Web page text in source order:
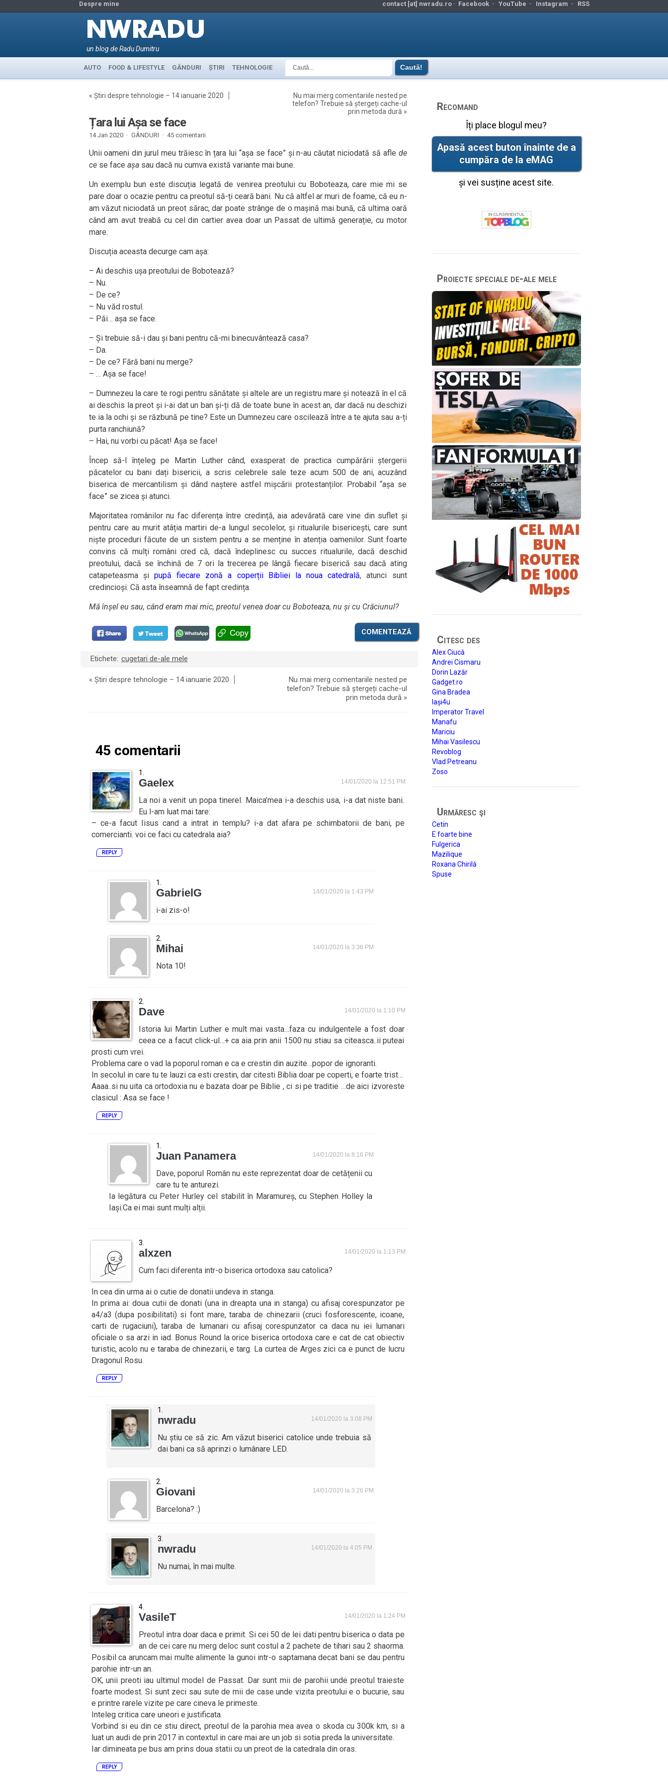
Despre mine contact [at] nwradu.ro · Facebook· YouTube · Instagram · RSS
un blog de Radu Dumitru
AUTO FOOD & LIFESTYLE GÂNDURI ȘTIRI TEHNOLOGIE
« Știri despre tehnologie – 14 ianuarie 2020
Nu mai merg comentariile nested pe
telefon? Trebuie să ștergeți cache-ul
prin metoda dură »
Țara lui Așa se face
14 Jan 2020 · GÂNDURI · 45 comentarii
Unii oameni din jurul meu trăiesc în țara lui “așa se face” și n-au căutat niciodată să afle de
cese face așasau dacă nu cumva există variante mai bune.
Un exemplu bun este discuția legată de venirea preotului cu Boboteaza, care mie mi se
pare doar o ocazie pentru ca preotul să-ți ceară bani. Nu că altfel ar muri de foame, că eu n-
am văzut niciodată un preot sărac, dar poate strânge de o mașină mai bună, că ultima oară
când am avut treabă cu cel din cartier avea doar un Passat de ultimă generație, cu motor
mare.
Discuția aceasta decurge cam așa:
– Ai deschis ușa preotului de Bobotează?
– Nu.
– De ce?
– Nu văd rostul.
– Păi… așa se face.
– Și trebuie să-i dau și bani pentru că-mi binecuvântează casa?
– Da.
– De ce? Fără bani nu merge?
– … Așa se face!
– Dumnezeu la care te rogi pentru sănătate și altele are un registru mare și notează în el că
ai deschis la preot și i-ai dat un ban și-ți dă de toate bune în acest an, dar dacă nu deschizi
te ia la ochi și se răzbună pe tine? Este un Dumnezeu care oscilează între a te ajuta sau a-ți
purta ranchiună?
– Hai, nu vorbi cu păcat! Așa se face!
Încep să-l înțeleg pe Martin Luther când, exasperat de practica cumpărării ștergerii
păcatelor cu bani dați bisericii, a scris celebrele sale teze acum 500 de ani, acuzând
biserica de mercantilism și dând naștere astfel mișcării protestanților. Probabil “așa se
face” se zicea și atunci.
Majoritatea românilor nu fac diferența între credință, aia adevărată care vine din suflet și
pentru care au murit atâția martiri de-a lungul secolelor, și ritualurile bisericești, care sunt
niște proceduri făcute de un sistem pentru a se menține în atenția oamenilor. Sunt foarte
convins că mulți români cred că, dacă îndeplinesc cu succes ritualurile, dacă deschid
preotului, dacă se închină de 7 ori la trecerea pe lângă fiecare biserică sau dacă ating
catapeteasma și pupă fiecare zonă a coperții Bibliei la noua catedrală, atunci sunt
credincioși. Că asta înseamnă de fapt credința.
Mă înșel eu sau, când eram mai mic, preotul venea doar cu Boboteaza, nu și cu Crăciunul?
COMENTEAZĂ
Etichete: cugetari de-ale mele
« Știri despre tehnologie – 14 ianuarie 2020
Nu mai merg comentariile nested pe
telefon? Trebuie să ștergeți cache-ul
prin metoda dură»
45 comentarii
Gaelex 14/01/2020 la 12:51 PM
La noi a venit un popa tinerel. Maica’mea i-a deschis usa, i-a dat niste bani.
Eu l-am luat mai tare:
– ce-a facut Iisus cand a intrat in templu? i-a dat afara pe schimbatorii de bani, pe
comercianti. voi ce faci cu catedrala aia?
REPLY
GabrielG 14/01/2020 la 1:43 PM
i-ai zis-o!
Mihai 14/01/2020 la 3:36 PM
Nota 10!
Dave 14/01/2020 la 1:10 PM
Istoria lui Martin Luther e mult mai vasta…faza cu indulgentele a fost doar
ceea ce a facut click-ul…+ ca aia prin anii 1500 nu stiau sa citeasca..ii puteai
prosti cum vrei.
Problema care o vad la poporul roman e ca e crestin din auzite…popor de ignoranti.
In secolul in care tu te lauzi ca esti crestin, dar citesti Biblia doar pe coperti, e foarte trist…
Aaaa..si nu uita ca ortodoxia nu e bazata doar pe Biblie , ci si pe traditie …de aici izvoreste
clasicul : Asa se face !
REPLY
Juan Panamera 14/01/2020 la 8:16 PM
Dave, poporul Român nu este reprezentat doar de cetățenii cu
care tu te anturezi.
Ia legătura cu Peter Hurley cel stabilit în Maramureș, cu Stephen Holley la
Iași.Ca ei mai sunt mulți alții.
alxzen 14/01/2020 la 1:13 PM
Cum faci diferenta intr-o biserica ortodoxa sau catolica?
In cea din urma ai o cutie de donatii undeva in stanga.
In prima ai: doua cutii de donati (una in dreapta una in stanga) cu afisaj corespunzator pe
a4/a3 (dupa posibilitati) si font mare, taraba de chinezarii (cruci fosforescente, icoane,
carti de rugaciuni), taraba de lumanari cu afisaj corespunzator ca daca nu iei lumanari
oficiale o sa arzi in iad. Bonus Round la orice biserica ortodoxa care e cat de cat obiectiv
turistic, acolo nu e taraba de chinezarii, e targ. La curtea de Arges zici ca e punct de lucru
Dragonul Rosu.
REPLY
nwradu 14/01/2020 la 3:08 PM
Nu știu ce să zic. Am văzut biserici catolice unde trebuia să
dai bani ca să aprinzi o lumânare LED.
Giovani 14/01/2020 la 3:26 PM
Barcelona? :)
nwradu 14/01/2020 la 4:05 PM
Nu numai, în mai multe.
VasileT 14/01/2020 la 1:24 PM
Preotul intra doar daca e primit. Si cei 50 de lei dati pentru biserica o data pe
an de cei care nu merg deloc sunt costul a 2 pachete de tihari sau 2 shaorma.
Posibil ca aruncam mai multe alimente la gunoi intr-o saptamana decat bani se dau pentru
parohie intr-un an.
OK, unii preoti iau ultimul model de Passat. Dar sunt mii de parohii unde preotul traieste
foarte modest. Si sunt zeci sau sute de mii de case unde vizita preotului e o bucurie, sau
e printre rarele vizite pe care cineva le primeste.
Inteleg critica care uneori e justificata.
Vorbind si eu din ce stiu direct, preotul de la parohia mea avea o skoda cu 300k km, si a
luat un audi de prin 2017 in contextul in care mai are un job si sotia preda la universitate.
Iar dimineata pe bus am prins doua statii cu un preot de la catedrala din oras.
REPLY
Recomand
Îți place blogul meu?
Apasă acest buton înainte de a
cumpăra de la eMAG
și vei susține acest site.
Proiecte speciale de-ale mele
Citesc des
Alex Ciucă
Andrei Cismaru
Dorin Lazăr
Gadget.ro
Gina Bradea
Iași4u
Imperator Travel
Manafu
Mariciu
Mihai Vasilescu
Revoblog
Vlad Petreanu
Zoso
Urmăresc şi
Cetin
E foarte bine
Fulgerica
Mazilique
Roxana Chirilă
Spuse